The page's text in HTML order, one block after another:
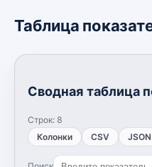
Таблица
Сводная таблица
Строк: 8
Колонки
CSV JSON